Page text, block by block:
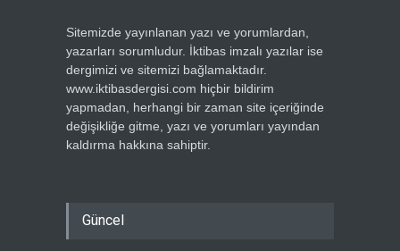
Sitemizde yayınlanan yazı ve yorumlardan,
yazarları sorumludur. İktibas imzalı yazılar ise
dergimizi ve sitemizi bağlamaktadır.
www.iktibasdergisi.com hiçbir bildirim
yapmadan, herhangi bir zaman site içeriğinde
değişikliğe gitme, yazı ve yorumları yayından
kaldırma hakkına sahiptir.
Güncel